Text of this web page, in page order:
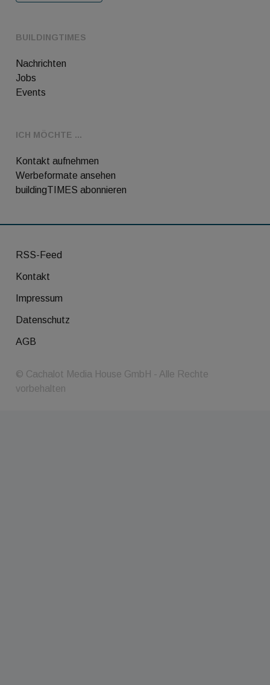
BUILDINGTIMES
Nachrichten
Jobs
Events
ICH MÖCHTE ...
Kontakt aufnehmen
Werbeformate ansehen
buildingTIMES abonnieren
© Cachalot Media House GmbH - Alle Rechte
vorbehalten
RSS-Feed
Kontakt
Impressum
Datenschutz
AGB